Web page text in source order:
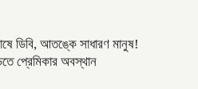
ডিবি, আতঙ্কে সাধারণ মানুষ!
প্রেমিকার অবস্থান